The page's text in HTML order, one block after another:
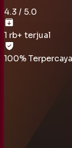
4.3 / 5.0
1 rb+ terjual
100% Terpercaya